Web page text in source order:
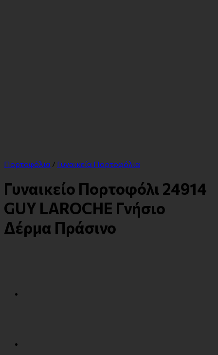
Πορτοφόλια / Γυναικεία Πορτοφόλια
Γυναικείο Πορτοφόλι 24914
GUY LAROCHE Γνήσιο
Δέρμα Πράσινο